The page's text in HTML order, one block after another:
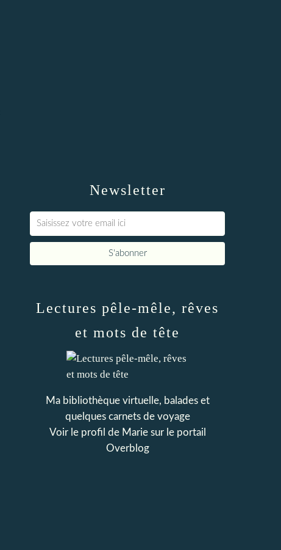
Newsletter
Lectures pêle-mêle, rêves
et mots de tête
Ma bibliothèque virtuelle, balades et
quelques carnets de voyage
Voir le profil de Mariesur le portail
Overblog